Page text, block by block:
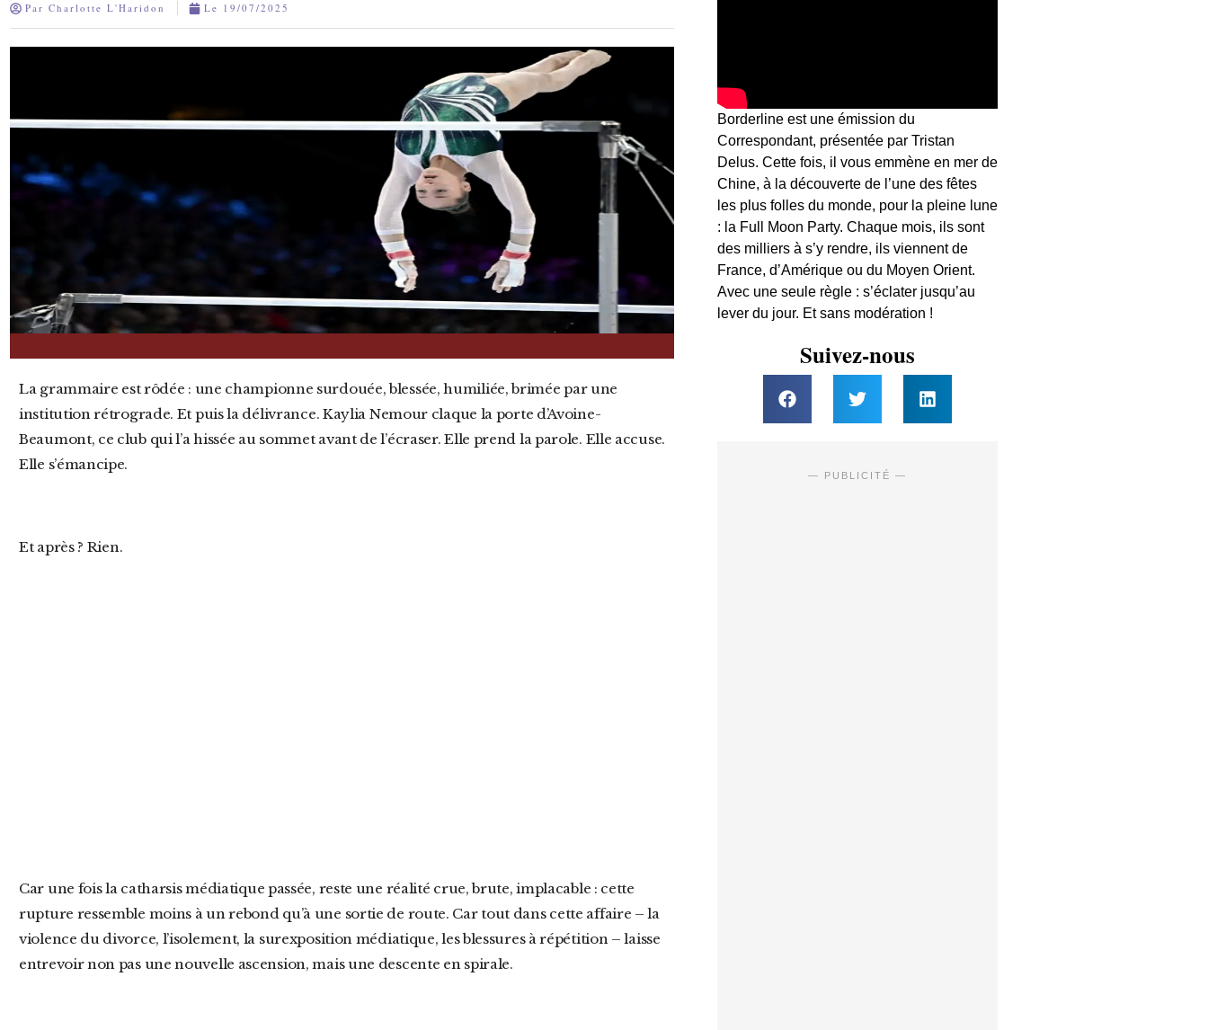
Par Charlotte L'Haridon Le 19/07/2025
La grammaire est rôdée : une championne surdouée, blessée, humiliée, brimée par une
institution rétrograde. Et puis la délivrance. Kaylia Nemour claque la porte d’Avoine-
Beaumont, ce club qui l’a hissée au sommet avant de l’écraser. Elle prend la parole. Elle accuse.
Elle s’émancipe.
Et après ? Rien.
Car une fois la catharsis médiatique passée, reste une réalité crue, brute, implacable : cette
rupture ressemble moins à un rebond qu’à une sortie de route. Car tout dans cette affaire – la
violence du divorce, l’isolement, la surexposition médiatique, les blessures à répétition – laisse
entrevoir non pas une nouvelle ascension, mais une descente en spirale.
Borderline est une émission du
Correspondant, présentée par Tristan
Delus. Cette fois, il vous emmène en mer de
Chine, à la découverte de l’une des fêtes
les plus folles du monde, pour la pleine lune
: la Full Moon Party. Chaque mois, ils sont
des milliers à s’y rendre, ils viennent de
France, d’Amérique ou du Moyen Orient.
Avec une seule règle : s’éclater jusqu’au
lever du jour. Et sans modération !
Suivez-nous
— PUBLICITÉ —